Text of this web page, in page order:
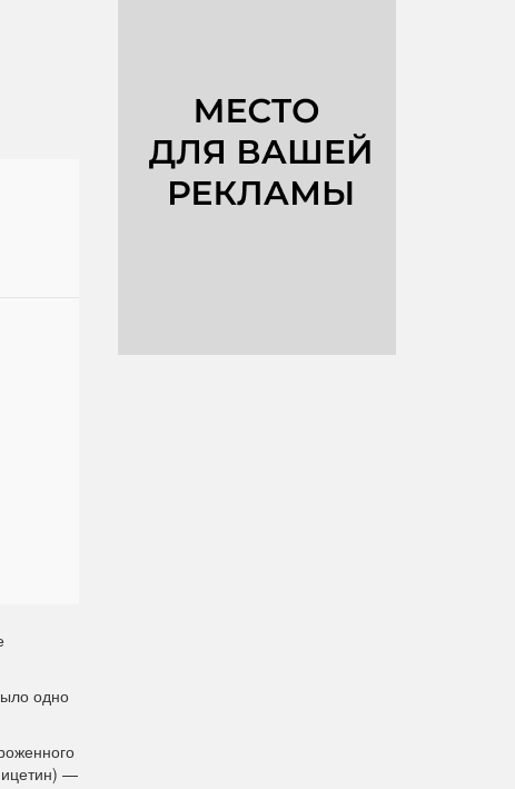
одно
—